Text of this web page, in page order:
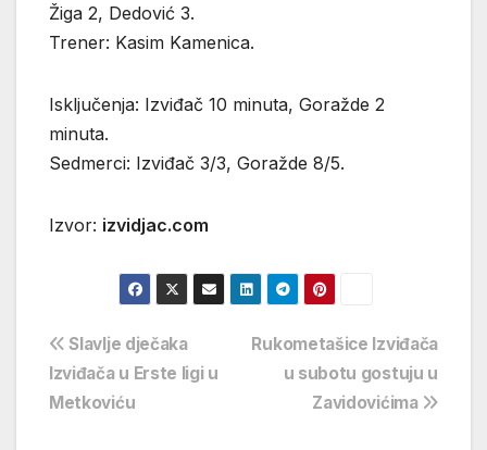
Žiga 2, Dedović 3.
Trener: Kasim Kamenica.
Isključenja: Izviđač 10 minuta, Goražde 2
minuta.
Sedmerci: Izviđač 3/3, Goražde 8/5.
Izvor: izvidjac.com
Navigacija
objava
Rukometašice Izviđača
u subotu gostuju u
Zavidovićima
Slavlje dječaka
Izviđača u Erste ligi u
Metkoviću